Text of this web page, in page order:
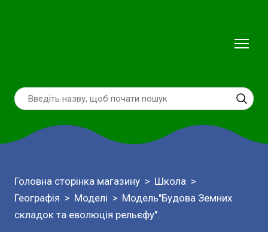
Головна сторінка магазину
Школа
Географія
Моделі
Модель"Будова Земних
складок та еволюція рельєфу".